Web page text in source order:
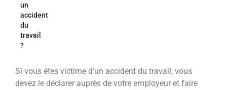
un
accident
du
travail
?
Si vous êtes victime d’un accident du travail, vous
devez le déclarer auprès de votre employeur et faire